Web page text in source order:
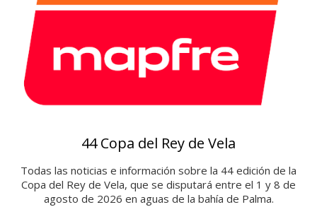
44 Copa del Rey de Vela
Todas las noticias e información sobre la 44 edición de la
Copa del Rey de Vela, que se disputará entre el 1 y 8 de
agosto de 2026 en aguas de la bahía de Palma.